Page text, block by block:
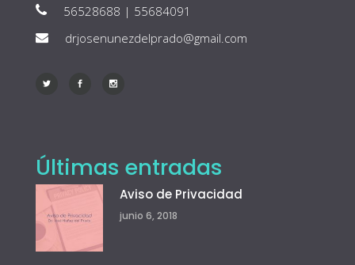
56528688 | 55684091
drjosenunezdelprado@gmail.com
Últimas entradas
Aviso de Privacidad
junio 6, 2018